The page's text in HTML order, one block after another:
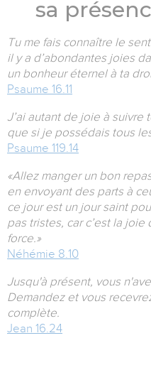
sa
Tu me fais connaître le
il y a d’abondantes joies
un bonheur éternel à ta
Psaume 16.11
J’ai autant de joie à suivre
que si je possédais tous
Psaume 119.14
«Allez manger un bon
en envoyant des parts à
ce jour est un jour saint
pas tristes, car c’est la
force.»
Néhémie 8.10
Jusqu'à présent, vous
Demandez et vous
complète.
Jean 16.24